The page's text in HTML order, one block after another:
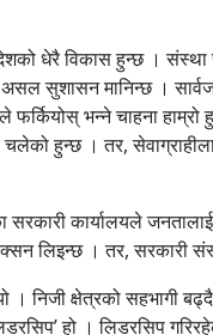
धेरै विकास हुन्छ ।
सुशासन मानिन्छ ।
भन्ने चाहना हाम्रो
हुन्छ । तर,
कार्यालयले
लिइन्छ । तर, सरकारी
निजी क्षेत्रको सहभागी
हो । लिडरसिप